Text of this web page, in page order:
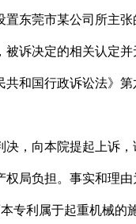
置东莞市某公司所主
被诉决定的相关认定
国行政诉讼法》第
向本院提起上诉，
权局负担。事实和理
专利属于起重机械